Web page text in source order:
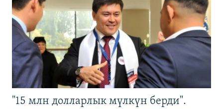
"15 млн долларлык мүлкүн берди".